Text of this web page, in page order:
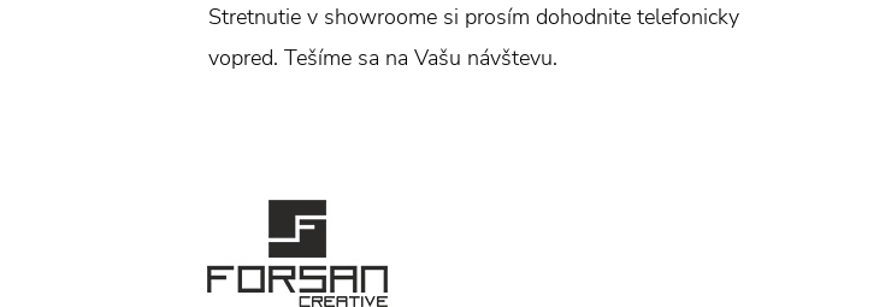
Stretnutie v showroome si prosím dohodnite telefonicky
vopred. Tešíme sa na Vašu návštevu.